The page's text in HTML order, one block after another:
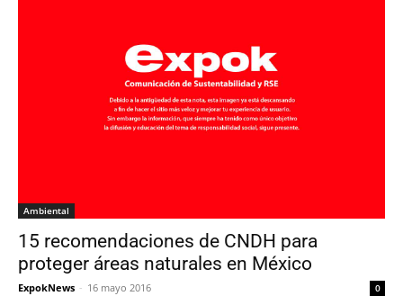
Ambiental
15 recomendaciones de CNDH para
proteger áreas naturales en México
ExpokNews - 16 mayo 2016 0